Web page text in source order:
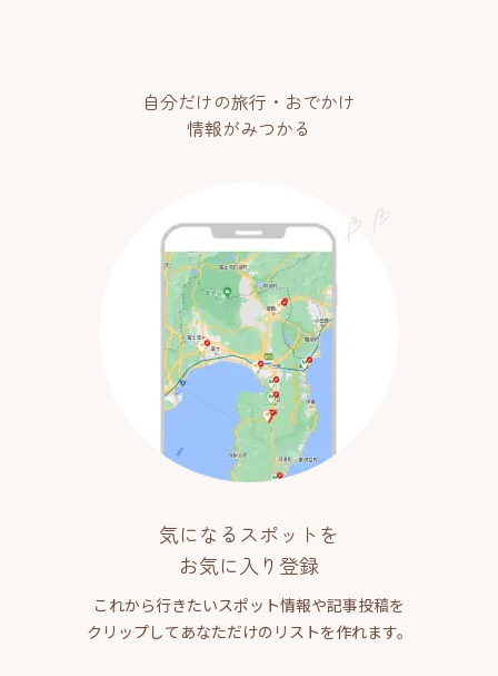
自分だけの旅行・おでかけ
情報がみつかる
気になるスポットを
お気に入り登録
これから行きたいスポット情報や記事投稿を
クリップしてあなただけのリストを作れます。